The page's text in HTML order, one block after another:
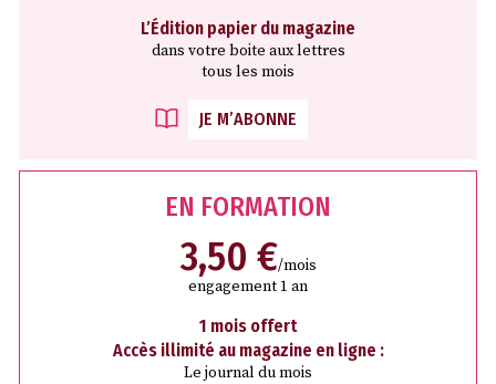
L’Édition papier du magazine
dans votre boite aux lettres
tous les mois
JE M’ABONNE
EN FORMATION
3,50 €/mois
engagement 1 an
1 mois offert
Accès illimité au magazine en ligne :
Le journal du mois